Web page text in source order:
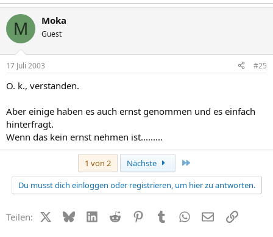
M Moka
Guest
17 Juli 2003 #25
O. k., verstanden.
Aber einige haben es auch ernst genommen und es einfach
hinterfragt.
Wenn das kein ernst nehmen ist.........
1 von 2 Nächste
Du musst dich einloggen oder registrieren, um hier zu antworten.
Teilen: X (Twitter)
BlueskyLinkedIn
Reddit PinterestTumblr WhatsApp
E-MailLink